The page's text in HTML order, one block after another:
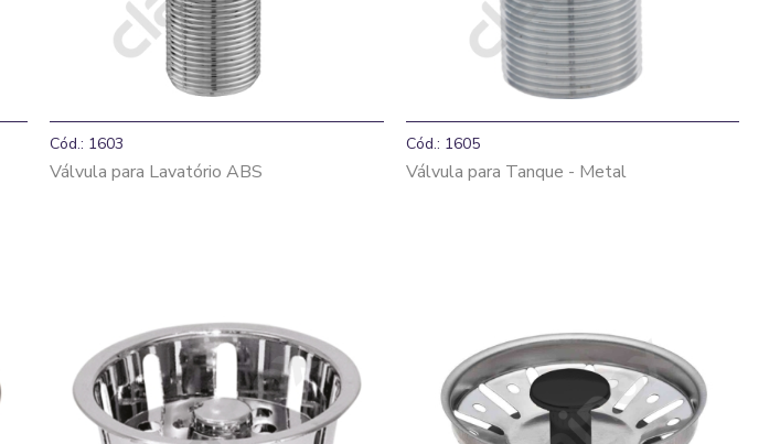
Cód.: 1603
Válvula para Lavatório ABS
Cód.: 1605
Válvula para Tanque - Metal